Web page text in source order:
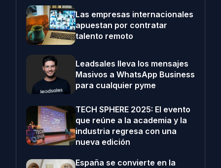
Las empresas internacionales
apuestan por contratar
talento remoto
Leadsales lleva los mensajes
Masivos a WhatsApp Business
para cualquier pyme
TECH SPHERE 2025: El evento
que reúne a la academia y la
industria regresa con una
nueva edición
España se convierte en la